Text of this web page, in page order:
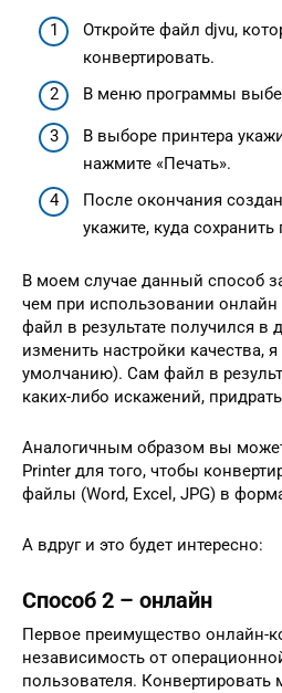
Откройте файл djvu,
конвертировать.
В меню программы
В выборе принтера
нажмите «Печать».
После окончания
укажите, куда
В моем случае данный способ
чем при использовании онлайн
файл в результате получился
изменить настройки качества,
умолчанию). Сам файл в
каких-либо искажений,
Аналогичным образом вы
Printer для того, чтобы
файлы (Word, Excel, JPG) в
А вдруг и это будет интересно:
Способ 2 – онлайн
Первое преимущество онлайн-
независимость от
пользователя.